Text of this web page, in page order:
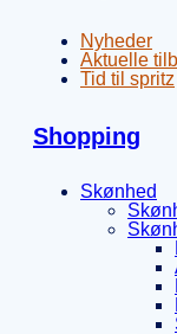
Nyheder
Aktuelle
Tid til spritz
Shopping
Skønhed